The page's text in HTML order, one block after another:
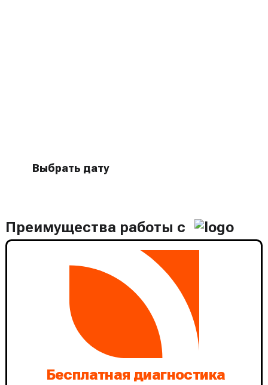
Выбрать дату
Преимущества работы с
Бесплатная диагностика